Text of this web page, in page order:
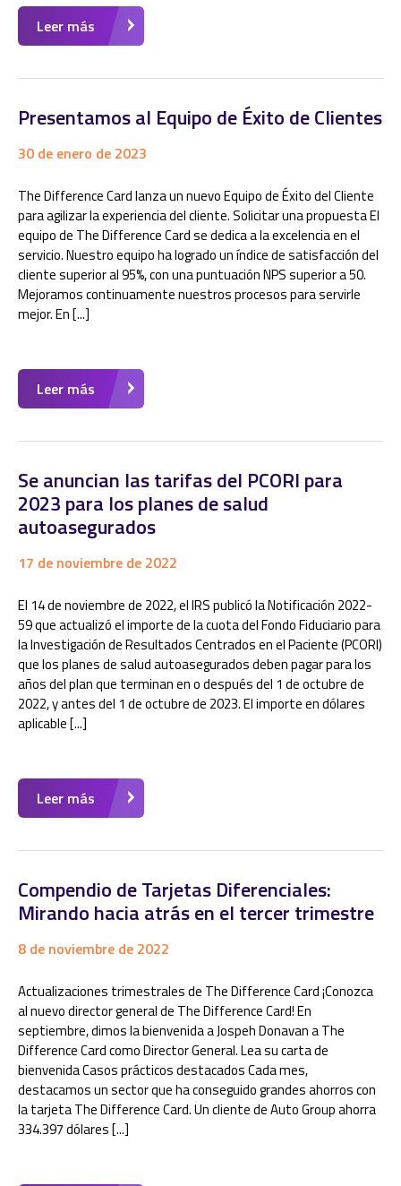
Leer más
Presentamos al Equipo de Éxito de Clientes
30 de enero de 2023
The Difference Card lanza un nuevo Equipo de Éxito del Cliente
para agilizar la experiencia del cliente. Solicitar una propuesta El
equipo de The Difference Card se dedica a la excelencia en el
servicio. Nuestro equipo ha logrado un índice de satisfacción del
cliente superior al 95%, con una puntuación NPS superior a 50.
Mejoramos continuamente nuestros procesos para servirle
mejor. En [...]
Leer más
Se anuncian las tarifas del PCORI para
2023 para los planes de salud
autoasegurados
17 de noviembre de 2022
El 14 de noviembre de 2022, el IRS publicó la Notificación 2022-
59 que actualizó el importe de la cuota del Fondo Fiduciario para
la Investigación de Resultados Centrados en el Paciente (PCORI)
que los planes de salud autoasegurados deben pagar para los
años del plan que terminan en o después del 1 de octubre de
2022, y antes del 1 de octubre de 2023. El importe en dólares
aplicable [...]
Leer más
Compendio de Tarjetas Diferenciales:
Mirando hacia atrás en el tercer trimestre
8 de noviembre de 2022
Actualizaciones trimestrales de The Difference Card ¡Conozca
al nuevo director general de The Difference Card! En
septiembre, dimos la bienvenida a Jospeh Donavan a The
Difference Card como Director General. Lea su carta de
bienvenida Casos prácticos destacados Cada mes,
destacamos un sector que ha conseguido grandes ahorros con
la tarjeta The Difference Card. Un cliente de Auto Group ahorra
334.397 dólares [...]